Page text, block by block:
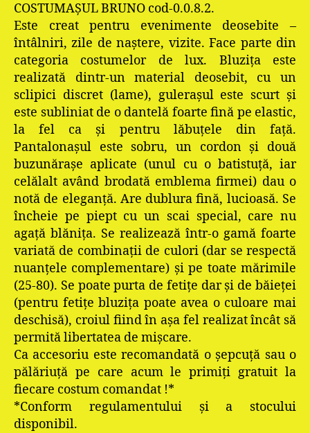
COSTUMAȘUL BRUNO cod-0.0.8.2.
Este creat pentru evenimente deosebite –
întâlniri, zile de naştere, vizite. Face parte din
categoria costumelor de lux. Bluziţa este
realizată dintr-un material deosebit, cu un
sclipici discret (lame), guleraşul este scurt şi
este subliniat de o dantelă foarte fină pe elastic,
la fel ca şi pentru lăbuţele din faţă.
Pantalonaşul este sobru, un cordon şi două
buzunăraşe aplicate (unul cu o batistuţă, iar
celălalt având brodată emblema firmei) dau o
notă de eleganță. Are dublura fină, lucioasă. Se
încheie pe piept cu un scai special, care nu
agaţă blăniţa. Se realizează într-o gamă foarte
variată de combinaţii de culori (dar se respectă
nuanţele complementare) și pe toate mărimile
(25-80). Se poate purta de fetiţe dar şi de băieţei
(pentru fetiţe bluziţa poate avea o culoare mai
deschisă), croiul fiind în aşa fel realizat încât să
permită libertatea de mişcare.
Ca accesoriu este recomandată o şepcuţă sau o
pălăriuţă pe care acum le primiți gratuit la
fiecare costum comandat !*
*Conform regulamentului și a stocului
disponibil.